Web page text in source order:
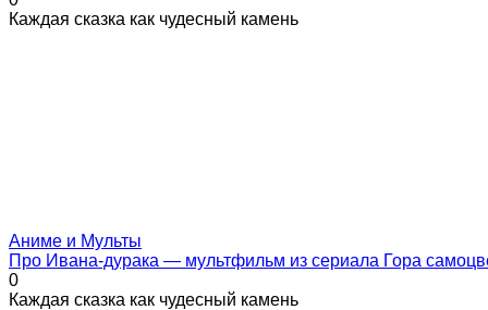
Каждая сказка как чудесный камень
Аниме и Мульты
Про Ивана-дурака — мультфильм из сериала Гора
0
Каждая сказка как чудесный камень